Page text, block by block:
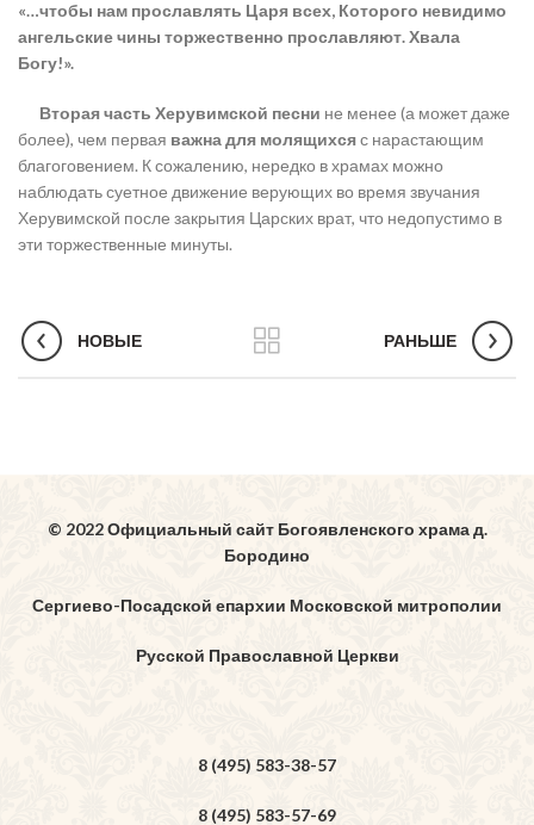
«…чтобы нам прославлять Царя всех, Которого невидимо
ангельские чины торжественно прославляют. Хвала
Богу!».
Вторая часть Херувимской песни не менее (а может даже
более), чем первая важна для молящихсяс нарастающим
благоговением. К сожалению, нередко в храмах можно
наблюдать суетное движение верующих во время звучания
Херувимской после закрытия Царских врат, что недопустимо в
эти торжественные минуты.
НОВЫЕ РАНЬШЕ
© 2022 Официальный сайт Богоявленского храма д.
Бородино
Сергиево-Посадской епархии Московской митрополии
Русской Православной Церкви
8 (495) 583-38-57
8 (495) 583-57-69